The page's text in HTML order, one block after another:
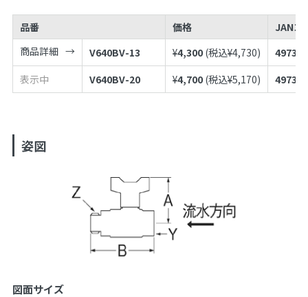
品番 価格
JANコ
商品詳細
V640BV-13 ¥4,300 (税込¥4,730)
表示中
V640BV-20 ¥4,700 (税込¥5,170)
姿図
図面サイズ